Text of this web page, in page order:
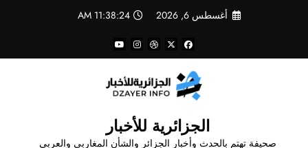
أغسطس 6, 2026 11:38:24 AM
الجزائرية للأخبار
صحيفة تهتم بالحدث وأخبار الجزائر والشأن المغاربي والعربي